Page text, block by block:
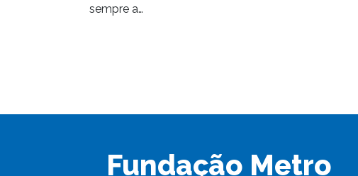
sempre a…
Fundação Metro